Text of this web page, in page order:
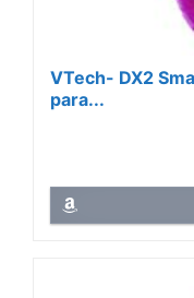
VTech- DX2
para...